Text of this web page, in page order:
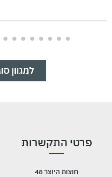
למגוון
פרטי התקשרות
חוצות היוצר 48